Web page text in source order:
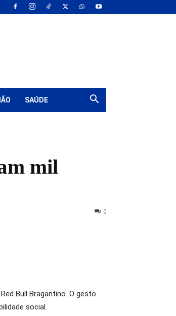
SAÚDE
mil
0
Bull Bragantino. O gesto
social.